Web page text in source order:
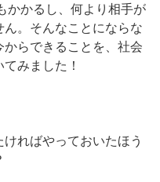
かかるし、何より相手が
。そんなことにならな
らできることを、社会
てみました！
ればやっておいたほう